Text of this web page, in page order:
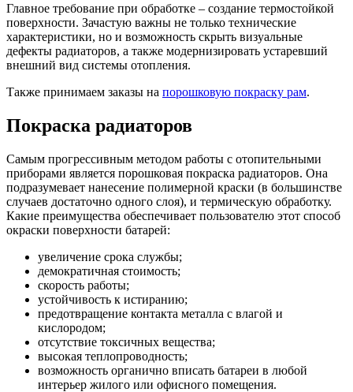
Главное требование при обработке – создание термостойкой
поверхности. Зачастую важны не только технические
характеристики, но и возможность скрыть визуальные
дефекты радиаторов, а также модернизировать устаревший
внешний вид системы отопления.
Также принимаем заказы на порошковую покраску рам.
Покраска радиаторов
Самым прогрессивным методом работы с отопительными
приборами является порошковая покраска радиаторов. Она
подразумевает нанесение полимерной краски (в большинстве
случаев достаточно одного слоя), и термическую обработку.
Какие преимущества обеспечивает пользователю этот способ
окраски поверхности батарей:
увеличение срока службы;
демократичная стоимость;
скорость работы;
устойчивость к истиранию;
предотвращение контакта металла с влагой и
кислородом;
отсутствие токсичных вещества;
высокая теплопроводность;
возможность органично вписать батареи в любой
интерьер жилого или офисного помещения.